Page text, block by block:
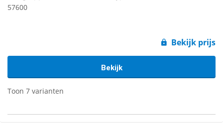
57600
Bekijk prijs
Bekijk
Toon 7 varianten